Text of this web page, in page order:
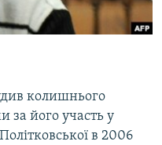
колишнього
за його участь у
в 2006